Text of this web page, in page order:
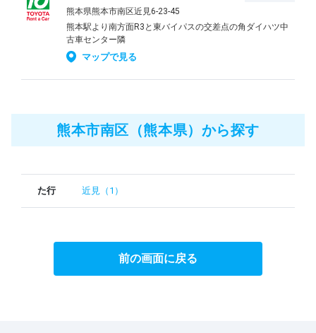
熊本県熊本市南区近見6-23-45
熊本駅より南方面R3と東バイパスの交差点の角ダイハツ中
古車センター隣
マップで見る
熊本市南区（熊本県）から探す
た行 近見（1）
前の画面に戻る